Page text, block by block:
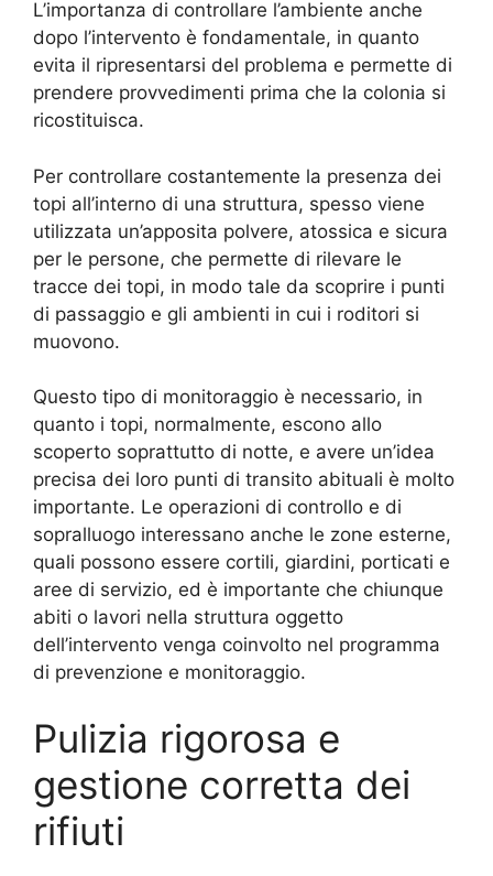
L’importanza di controllare l’ambiente anche
dopo l’intervento è fondamentale, in quanto
evita il ripresentarsi del problema e permette di
prendere provvedimenti prima che la colonia si
ricostituisca.
Per controllare costantemente la presenza dei
topi all’interno di una struttura, spesso viene
utilizzata un’apposita polvere, atossica e sicura
per le persone, che permette di rilevare le
tracce dei topi, in modo tale da scoprire i punti
di passaggio e gli ambienti in cui i roditori si
muovono.
Questo tipo di monitoraggio è necessario, in
quanto i topi, normalmente, escono allo
scoperto soprattutto di notte, e avere un’idea
precisa dei loro punti di transito abituali è molto
importante. Le operazioni di controllo e di
sopralluogo interessano anche le zone esterne,
quali possono essere cortili, giardini, porticati e
aree di servizio, ed è importante che chiunque
abiti o lavori nella struttura oggetto
dell’intervento venga coinvolto nel programma
di prevenzione e monitoraggio.
Pulizia rigorosa e
gestione corretta dei
rifiuti